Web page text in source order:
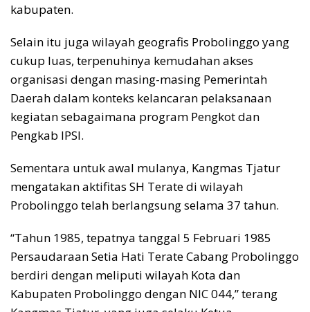
kabupaten.
Selain itu juga wilayah geografis Probolinggo yang
cukup luas, terpenuhinya kemudahan akses
organisasi dengan masing-masing Pemerintah
Daerah dalam konteks kelancaran pelaksanaan
kegiatan sebagaimana program Pengkot dan
Pengkab IPSI.
Sementara untuk awal mulanya, Kangmas Tjatur
mengatakan aktifitas SH Terate di wilayah
Probolinggo telah berlangsung selama 37 tahun.
“Tahun 1985, tepatnya tanggal 5 Februari 1985
Persaudaraan Setia Hati Terate Cabang Probolinggo
berdiri dengan meliputi wilayah Kota dan
Kabupaten Probolinggo dengan NIC 044,” terang